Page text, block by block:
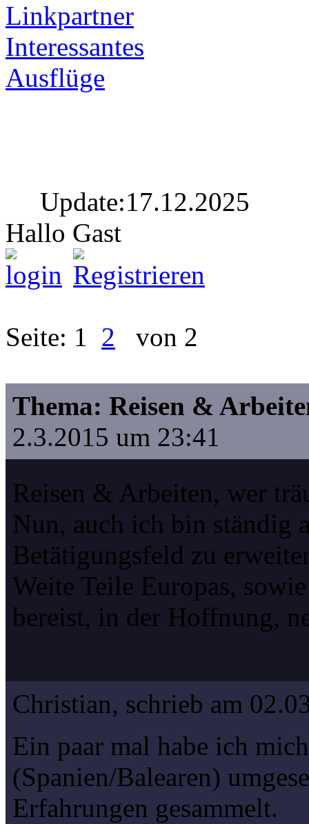
Linkpartner
Interessantes
Ausflüge
Update:17.12.2025
Hallo Gast
Seite: 1 2 von 2
Thema: Reisen &
2.3.2015 um 23:41
Reisen & Arbeiten, wer
Nun, auch ich bin ständig
Betätigungsfeld zu
Weite Teile Europas,
bereist, in der Hoffnung,
Christian, schrieb am
Ein paar mal habe ich
(Spanien/Balearen)
Erfahrungen gesammelt.